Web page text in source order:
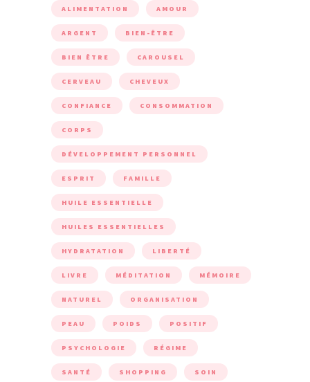
ALIMENTATION AMOUR
ARGENT BIEN-ÊTRE
BIEN ÊTRE CAROUSEL
CERVEAU CHEVEUX
CONFIANCE CONSOMMATION
CORPS
DÉVELOPPEMENT PERSONNEL
ESPRIT FAMILLE
HUILE ESSENTIELLE
HUILES ESSENTIELLES
HYDRATATION LIBERTÉ
LIVRE MÉDITATION MÉMOIRE
NATUREL ORGANISATION
PEAU POIDS POSITIF
PSYCHOLOGIE RÉGIME
SANTÉ SHOPPING SOIN